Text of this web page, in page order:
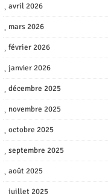
avril 2026
mars 2026
février 2026
janvier 2026
décembre 2025
novembre 2025
octobre 2025
septembre 2025
août 2025
juillet 2025